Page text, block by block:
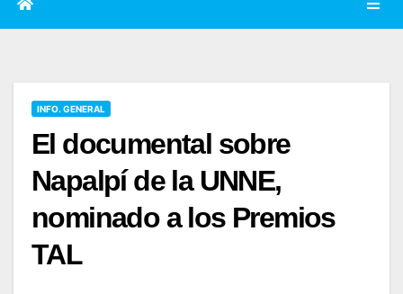
INFO. GENERAL
El documental sobre
Napalpí de la UNNE,
nominado a los Premios
TAL